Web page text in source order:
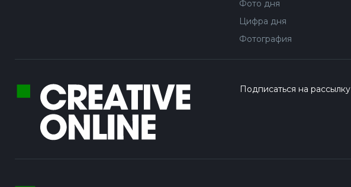
Фото дня
Цифра дня
Фотография
Подписаться на рассылку